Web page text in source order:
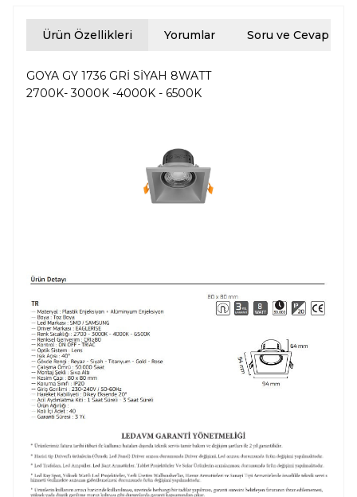
Ürün Özellikleri Yorumlar Soru ve Cevap
GOYA GY 1736 GRİ SİYAH 8WATT
2700K- 3000K -4000K - 6500K